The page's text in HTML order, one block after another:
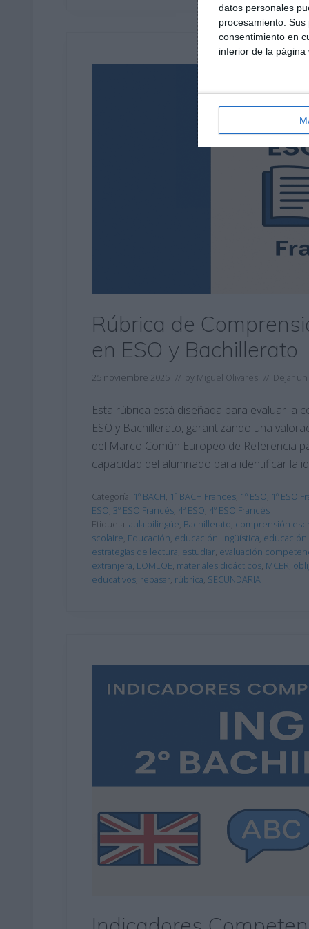
datos personales
procesamiento.
consentimiento en
inferior de la página
Rúbrica de
en ESO y Bachillerato
25 noviembre 2025 // by Miguel Olivares // Dejar
Esta rúbrica está diseñada para evaluar la
ESO y Bachillerato, garantizando una
del Marco Común Europeo de Referencia
capacidad del alumnado para identificar la
Categoría: 1º BACH, 1º BACH Frances, 1º ESO, 1º ESO
ESO, 3º ESO Francés, 4º ESO, 4º ESO Francés
Etiqueta: aula bilingüe, Bachillerato, comprensión
scolaire, Educación, educación lingüística, educación
estrategias de lectura, estudiar, evaluación
extranjera, LOMLOE, materiales didácticos, MCER,
educativos, repasar, rúbrica, SECUNDARIA